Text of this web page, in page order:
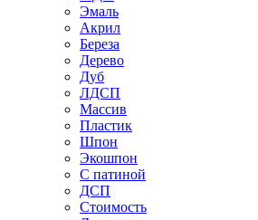
Эмаль
Акрил
Береза
Дерево
Дуб
ЛДСП
Массив
Пластик
Шпон
Экошпон
С патиной
ДСП
Стоимость